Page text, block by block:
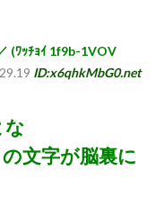
(ﾜｯﾁｮｲ 1f9b-1VOV
ID:x6qhkMbG0.net
な
文字が脳裏に